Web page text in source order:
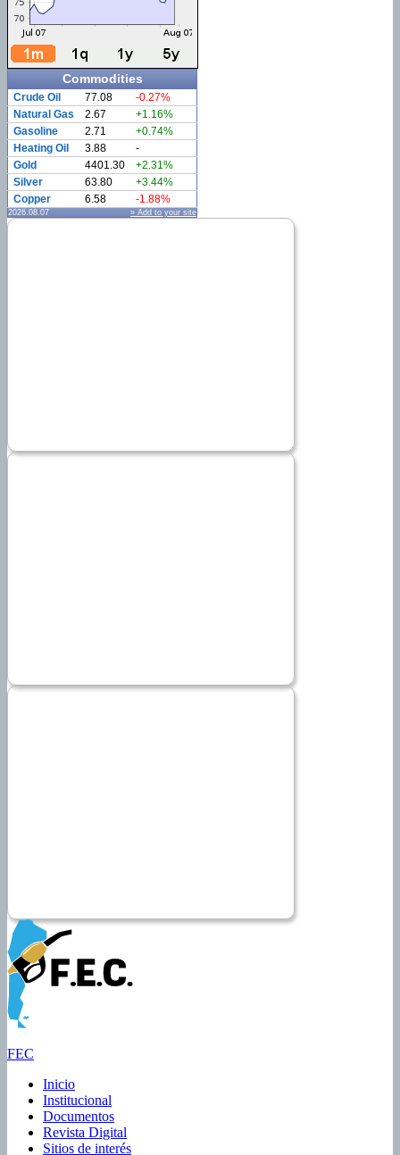
Commodities
Crude Oil 77.08
-0.27%
Natural Gas
2.67
+1.16%
Gasoline
2.71
+0.74%
Heating Oil
3.88
-
Gold
4401.30
+2.31%
Silver
63.80
+3.44%
Copper
6.58 -1.88%
2026.08.07 » Add to your site
FEC
Inicio
Institucional
Documentos
Revista Digital
Sitios de interés